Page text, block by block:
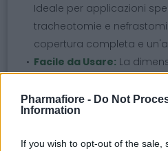
Pharmafiore - Do Not
Information
If you wish to opt-out of the sale,
Ideale per applicazioni
tracheotomie e
copertura completa e
Facile da Usare: La
l'uso nella medicazione
è particolarmente utile per